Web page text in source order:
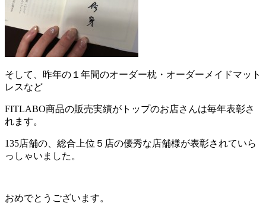
そして、昨年の１年間のオーダー枕・オーダーメイドマット
レスなど
FITLABO商品の販売実績がトップのお店さんは毎年表彰さ
れます。
135店舗の、総合上位５店の優秀な店舗様が表彰されていら
っしゃいました。
おめでとうございます。